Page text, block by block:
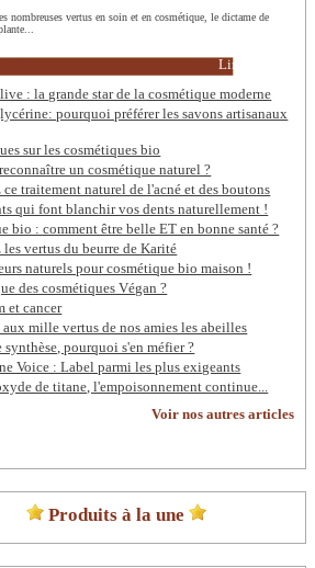
nombreuses vertus en soin et en cosmétique, le dictame de
Lire la suite
: la grande star de la cosmétique moderne
pourquoi préférer les savons artisanaux
sur les cosmétiques bio
un cosmétique naturel ?
ce traitement naturel de l'acné et des boutons
qui font blanchir vos dents naturellement !
bio : comment être belle ET en bonne santé ?
les vertus du beurre de Karité
naturels pour cosmétique bio maison !
des cosmétiques Végan ?
et cancer
aux mille vertus de nos amies les abeilles
synthèse, pourquoi s'en méfier ?
Voice : Label parmi les plus exigeants
de titane, l'empoisonnement continue...
Voir nos autres articles
Produits à la une